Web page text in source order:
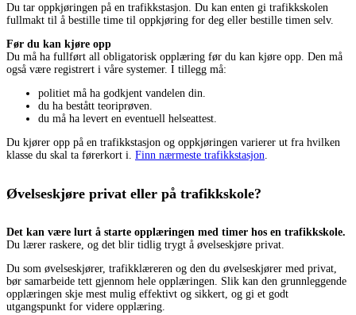
Du tar oppkjøringen på en trafikkstasjon. Du kan enten gi trafikkskolen
fullmakt til å bestille time til oppkjøring for deg eller bestille timen selv.
Før du kan kjøre opp
Du må ha fullført all obligatorisk opplæring før du kan kjøre opp. Den må
også være registrert i våre systemer. I tillegg må:
politiet må ha godkjent vandelen din.
du ha bestått teoriprøven.
du må ha levert en eventuell helseattest.
Du kjører opp på en trafikkstasjon og oppkjøringen varierer ut fra hvilken
klasse du skal ta førerkort i. Finn nærmeste trafikkstasjon
Øvelseskjøre privat eller på trafikkskole?
Det kan være lurt å starte opplæringen med timer hos en trafikkskole.
Du lærer raskere, og det blir tidlig trygt å øvelseskjøre privat.
Du som øvelseskjører, trafikklæreren og den du øvelseskjører med privat,
bør samarbeide tett gjennom hele opplæringen. Slik kan den grunnleggende
opplæringen skje mest mulig effektivt og sikkert, og gi et godt
utgangspunkt for videre opplæring.